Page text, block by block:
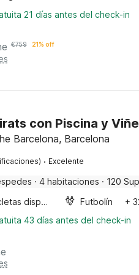
21 días antes del check-in
€759 21% off
con Piscina y
Barcelona, Barcelona
· Excelente
· 4 habitaciones · 120
Bicicletas disponibles
Futbolín
+
43 días antes del check-in